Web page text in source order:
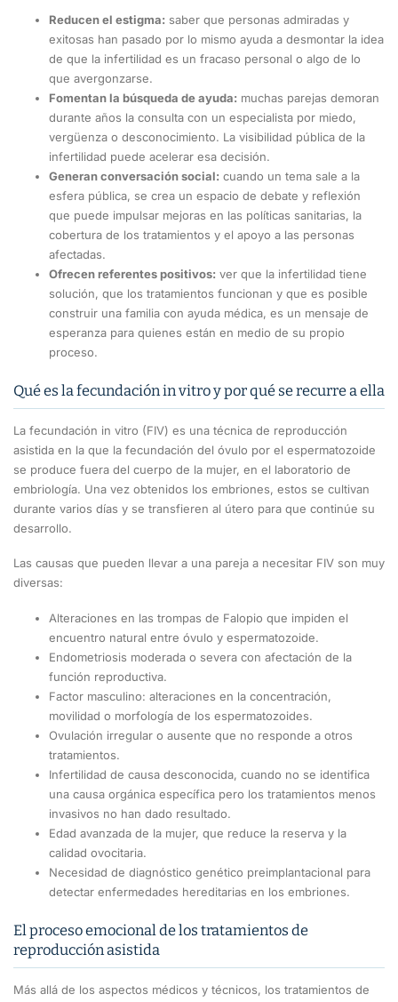
Reducen el estigma: saber que personas admiradas y
exitosas han pasado por lo mismo ayuda a desmontar la idea
de que la infertilidad es un fracaso personal o algo de lo
que avergonzarse.
Fomentan la búsqueda de ayuda: muchas parejas demoran
durante años la consulta con un especialista por miedo,
vergüenza o desconocimiento. La visibilidad pública de la
infertilidad puede acelerar esa decisión.
Generan conversación social: cuando un tema sale a la
esfera pública, se crea un espacio de debate y reflexión
que puede impulsar mejoras en las políticas sanitarias, la
cobertura de los tratamientos y el apoyo a las personas
afectadas.
Ofrecen referentes positivos: ver que la infertilidad tiene
solución, que los tratamientos funcionan y que es posible
construir una familia con ayuda médica, es un mensaje de
esperanza para quienes están en medio de su propio
proceso.
Qué es la fecundación in vitro y por qué se recurre a ella
La fecundación in vitro (FIV) es una técnica de reproducción
asistida en la que la fecundación del óvulo por el espermatozoide
se produce fuera del cuerpo de la mujer, en el laboratorio de
embriología. Una vez obtenidos los embriones, estos se cultivan
durante varios días y se transfieren al útero para que continúe su
desarrollo.
Las causas que pueden llevar a una pareja a necesitar FIV son muy
diversas:
Alteraciones en las trompas de Falopio que impiden el
encuentro natural entre óvulo y espermatozoide.
Endometriosis moderada o severa con afectación de la
función reproductiva.
Factor masculino: alteraciones en la concentración,
movilidad o morfología de los espermatozoides.
Ovulación irregular o ausente que no responde a otros
tratamientos.
Infertilidad de causa desconocida, cuando no se identifica
una causa orgánica específica pero los tratamientos menos
invasivos no han dado resultado.
Edad avanzada de la mujer, que reduce la reserva y la
calidad ovocitaria.
Necesidad de diagnóstico genético preimplantacional para
detectar enfermedades hereditarias en los embriones.
El proceso emocional de los tratamientos de
reproducción asistida
Más allá de los aspectos médicos y técnicos, los tratamientos de